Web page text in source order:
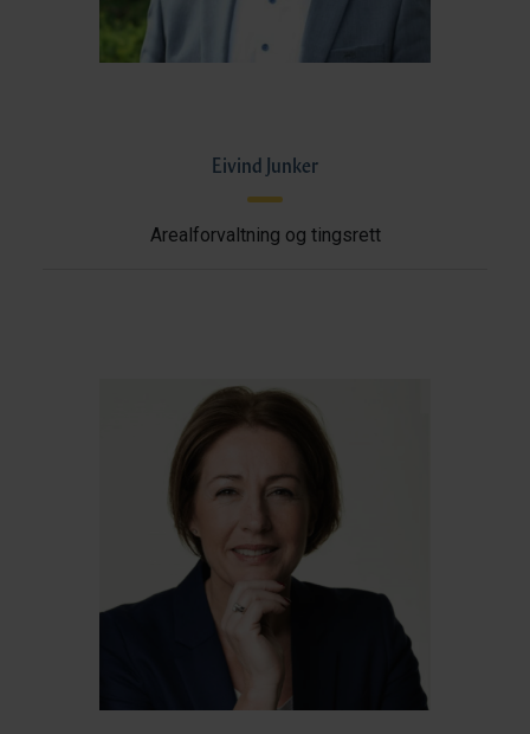
Eivind Junker
Arealforvaltning og tingsrett